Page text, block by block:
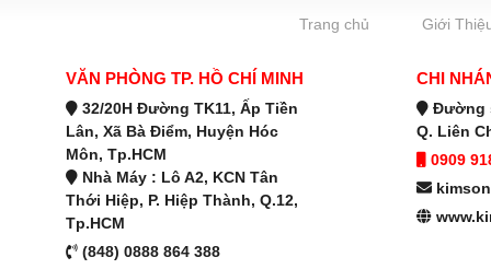
Trang chủ Giới
VĂN PHÒNG TP. HỒ CHÍ MINH
32/20H Đường TK11, Ấp Tiền
Lân, Xã Bà Điểm, Huyện Hóc
Môn, Tp.HCM
Nhà Máy : Lô A2, KCN Tân
Thới Hiệp, P. Hiệp Thành, Q.12,
Tp.HCM
(848) 0888 864 388
CHI
Đường
Q. Liên
0909